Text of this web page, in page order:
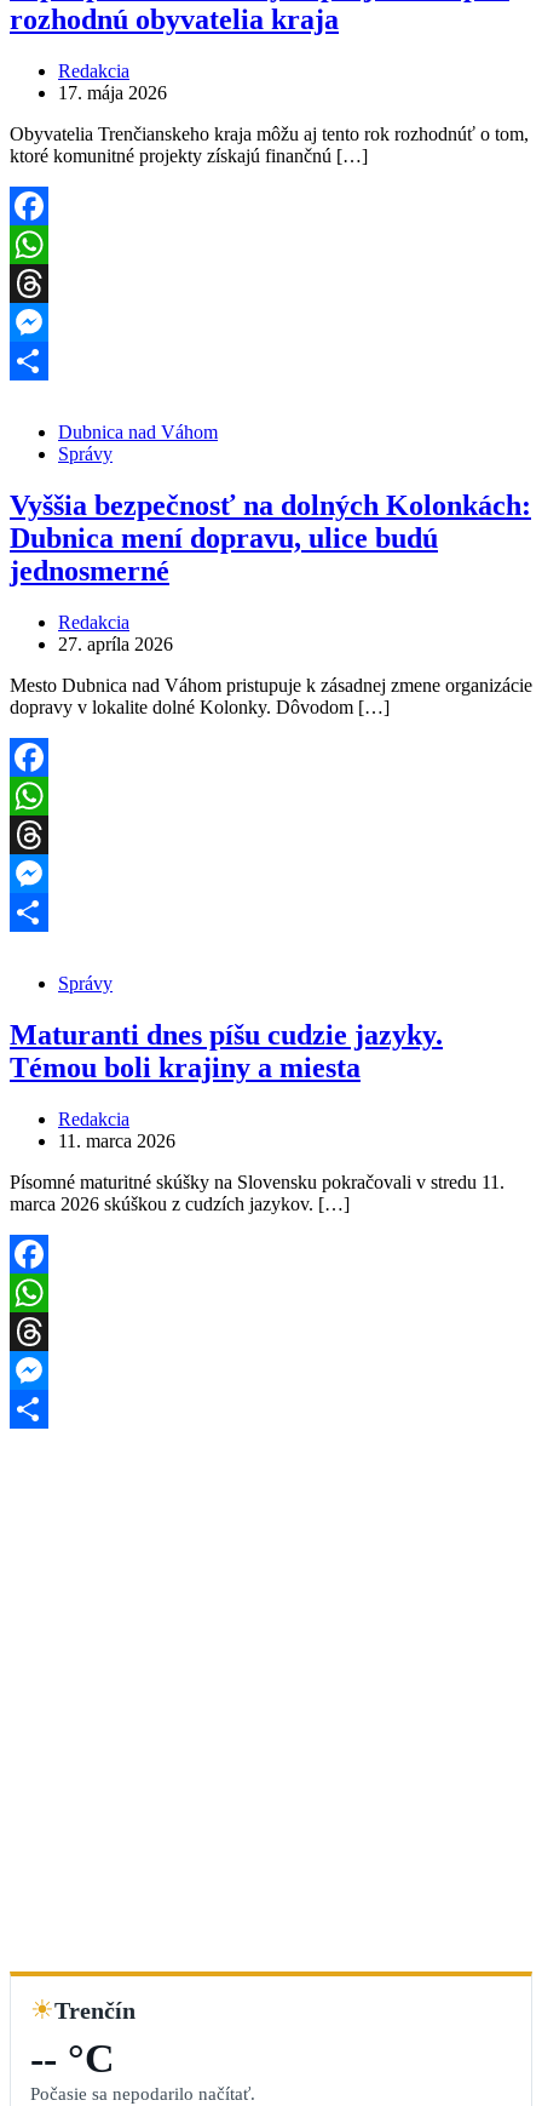
rozhodnú obyvatelia kraja
Redakcia
17. mája 2026
Obyvatelia Trenčianskeho kraja môžu aj tento rok rozhodnúť o tom,
ktoré komunitné projekty získajú finančnú […]
Facebook
WhatsApp
Threads
Messenger
Dubnica nad Váhom
Správy
Vyššia bezpečnosť na dolných Kolonkách:
Dubnica mení dopravu, ulice budú
jednosmerné
Redakcia
27. apríla 2026
Mesto Dubnica nad Váhom pristupuje k zásadnej zmene organizácie
dopravy v lokalite dolné Kolonky. Dôvodom […]
Facebook
WhatsApp
Threads
Messenger
Správy
Maturanti dnes píšu cudzie jazyky.
Témou boli krajiny a miesta
Redakcia
11. marca 2026
Písomné maturitné skúšky na Slovensku pokračovali v stredu 11.
marca 2026 skúškou z cudzích jazykov. […]
Facebook
WhatsApp
Threads
Messenger
☀Trenčín
-- °C
Počasie sa nepodarilo načítať.